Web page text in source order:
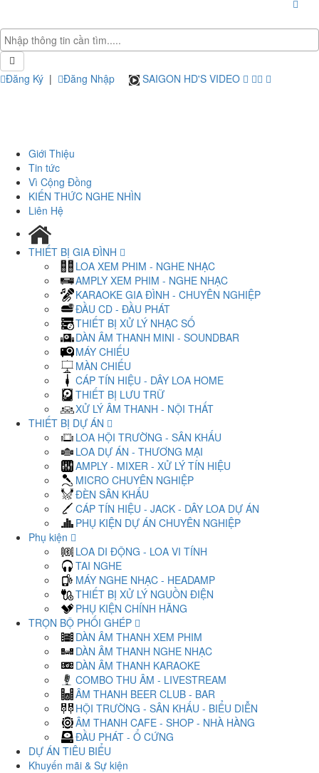
Đăng Ký | Đăng Nhập SAIGON HD'S VIDEO
Giới Thiệu
Tin tức
Vì Cộng Đồng
KIẾN THỨC NGHE NHÌN
Liên Hệ
THIẾT BỊ GIA ĐÌNH
LOA XEM PHIM - NGHE NHẠC
AMPLY XEM PHIM - NGHE NHẠC
KARAOKE GIA ĐÌNH - CHUYÊN NGHIỆP
ĐẦU CD - ĐẦU PHÁT
THIẾT BỊ XỬ LÝ NHẠC SỐ
DÀN ÂM THANH MINI - SOUNDBAR
MÁY CHIẾU
MÀN CHIẾU
CÁP TÍN HIỆU - DÂY LOA HOME
THIẾT BỊ LƯU TRỮ
XỬ LÝ ÂM THANH - NỘI THẤT
THIẾT BỊ DỰ ÁN
LOA HỘI TRƯỜNG - SÂN KHẤU
LOA DỰ ÁN - THƯƠNG MẠI
AMPLY - MIXER - XỬ LÝ TÍN HIỆU
MICRO CHUYÊN NGHIỆP
ĐÈN SÂN KHẤU
CÁP TÍN HIỆU - JACK - DÂY LOA DỰ ÁN
PHỤ KIỆN DỰ ÁN CHUYÊN NGHIỆP
Phụ kiện
LOA DI ĐỘNG - LOA VI TÍNH
TAI NGHE
MÁY NGHE NHẠC - HEADAMP
THIẾT BỊ XỬ LÝ NGUỒN ĐIỆN
PHỤ KIỆN CHÍNH HÃNG
TRỌN BỘ PHỐI GHÉP
DÀN ÂM THANH XEM PHIM
DÀN ÂM THANH NGHE NHẠC
DÀN ÂM THANH KARAOKE
COMBO THU ÂM - LIVESTREAM
ÂM THANH BEER CLUB - BAR
HỘI TRƯỜNG - SÂN KHẤU - BIỂU DIỄN
ÂM THANH CAFE - SHOP - NHÀ HÀNG
ĐẦU PHÁT - Ổ CỨNG
DỰ ÁN TIÊU BIỂU
Khuyến mãi & Sự kiện